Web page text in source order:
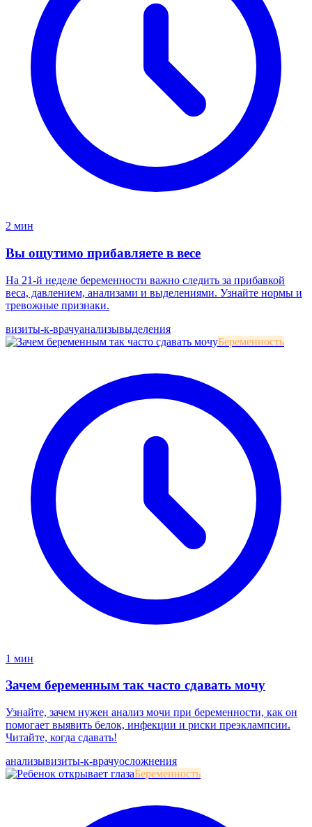
2 мин
Вы ощутимо прибавляете в весе
На 21-й неделе беременности важно следить за прибавкой
веса, давлением, анализами и выделениями. Узнайте нормы и
тревожные признаки.
визиты-к-врачуанализывыделения
Беременность
1 мин
Зачем беременным так часто сдавать мочу
Узнайте, зачем нужен анализ мочи при беременности, как он
помогает выявить белок, инфекции и риски преэклампсии.
Читайте, когда сдавать!
анализывизиты-к-врачуосложнения
Беременность